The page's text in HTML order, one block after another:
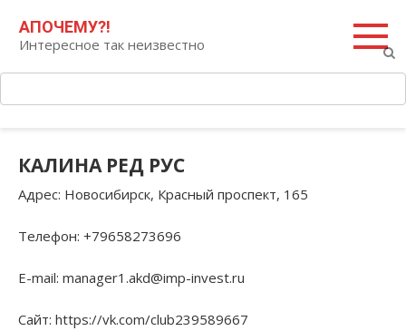
контенту
АПОЧЕМУ?!
Интересное так неизвестно
КАЛИНА РЕД РУС
Адрес: Новосибирск, Красный проспект, 165
Телефон: +79658273696
E-mail: manager1.akd@imp-invest.ru
Сайт: https://vk.com/club239589667